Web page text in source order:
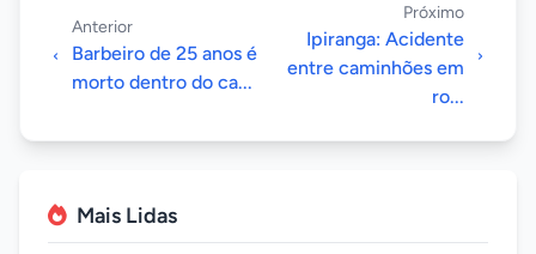
Anterior
Barbeiro de 25 anos é
morto dentro do ca...
Próximo
Ipiranga: Acidente
entre caminhões em
ro...
Mais Lidas